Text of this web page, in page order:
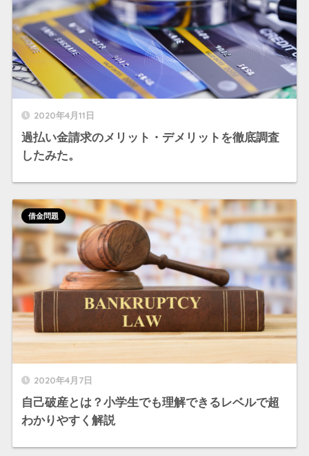
2020年4月11日
過払い金請求のメリット・デメリットを徹底調査
したみた。
2020年4月7日
自己破産とは？小学生でも理解できるレベルで超
わかりやすく解説
借金問題